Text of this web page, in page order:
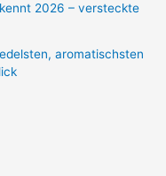
2026 – versteckte
aromatischsten